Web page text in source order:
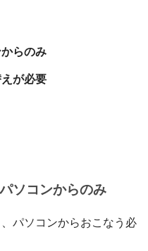
らのみ
が必要
ソコンからのみ
パソコンからおこなう必